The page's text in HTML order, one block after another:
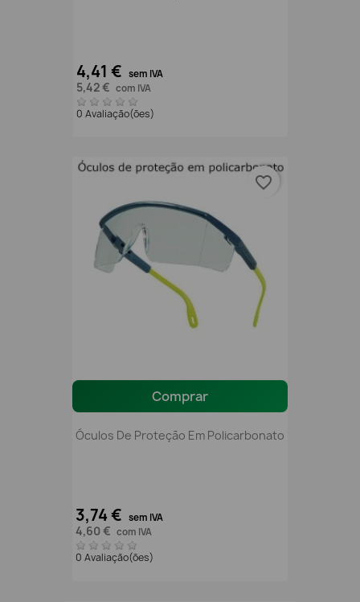
4,41 € sem IVA
5,42 € com IVA
0 Avaliação(ões)
Comprar
Óculos De Proteção Em Policarbonato
3,74 € sem IVA
4,60 € com IVA
0 Avaliação(ões)
favorite_border